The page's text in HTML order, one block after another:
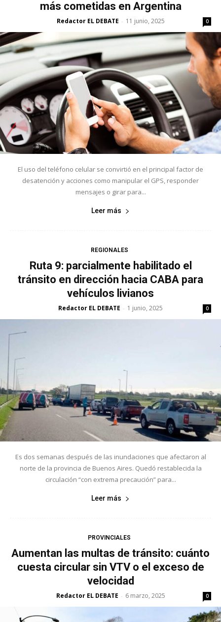
más cometidas en Argentina
Redactor EL DEBATE - 11 junio, 2025 0
El uso del teléfono celular se convirtió en el principal factor de
desatención y acciones como manipular el GPS, responder
mensajes o girar para...
Leer más
REGIONALES
Ruta 9: parcialmente habilitado el
tránsito en dirección hacia CABA para
vehículos livianos
Redactor EL DEBATE - 1 junio, 2025 0
Es dos semanas después de las inundaciones que afectaron al
norte de la provincia de Buenos Aires. Quedó restablecida la
circulación “con extrema precaución” para...
Leer más
PROVINCIALES
Aumentan las multas de tránsito: cuánto
cuesta circular sin VTV o el exceso de
velocidad
Redactor EL DEBATE - 6 marzo, 2025 0